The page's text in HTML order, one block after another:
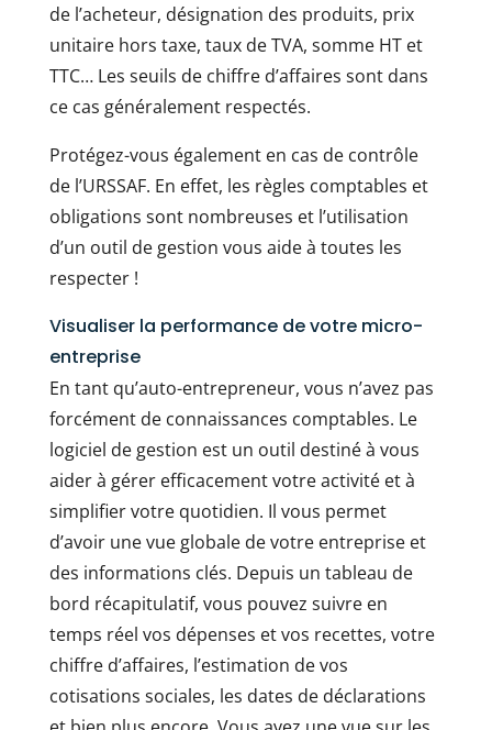
de l’acheteur, désignation des produits, prix
unitaire hors taxe, taux de TVA, somme HT et
TTC… Les seuils de chiffre d’affaires sont dans
ce cas généralement respectés.
Protégez-vous également en cas de contrôle
de l’URSSAF. En effet, les règles comptables et
obligations sont nombreuses et l’utilisation
d’un outil de gestion vous aide à toutes les
respecter !
Visualiser la performance de votre micro-
entreprise
En tant qu’auto-entrepreneur, vous n’avez pas
forcément de connaissances comptables. Le
logiciel de gestion est un outil destiné à vous
aider à gérer efficacement votre activité et à
simplifier votre quotidien. Il vous permet
d’avoir une vue globale de votre entreprise et
des informations clés. Depuis un tableau de
bord récapitulatif, vous pouvez suivre en
temps réel vos dépenses et vos recettes, votre
chiffre d’affaires, l’estimation de vos
cotisations sociales, les dates de déclarations